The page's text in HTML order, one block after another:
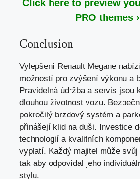
Click here to preview
PRO themes
Conclusion
Vylepšení Renault Megane
možností pro zvýšení výkonu a
Pravidelná údržba a servis jsou
dlouhou životnost vozu.
pokročilý brzdový systém a
přinášejí klid na duši. Investice
technologií a kvalitních
vyplatí. Každý majitel může
tak aby odpovídal jeho
stylu.